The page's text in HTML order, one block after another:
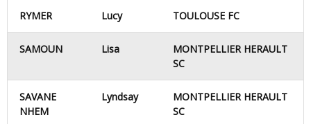
RYMER Lucy TOULOUSE FC
SAMOUN Lisa
MONTPELLIER HERAULT
SC
SAVANE
NHEM
Lyndsay
MONTPELLIER HERAULT
SC